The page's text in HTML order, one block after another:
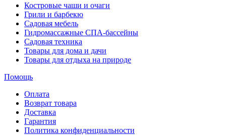
Костровые чаши и очаги
Грили и барбекю
Садовая мебель
Гидромассажные СПА-бассейны
Садовая техника
Товары для дома и дачи
Товары для отдыха на природе
Помощь
Оплата
Возврат товара
Доставка
Гарантия
Политика конфиденциальности